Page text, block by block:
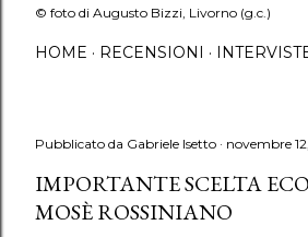
© foto di Augusto Bizzi, Livorno (g.c.)
HOME RECENSIONI
Pubblicato da Gabriele Isetto novembre
IMPORTANTE SCELTA
MOSÈ ROSSINIANO